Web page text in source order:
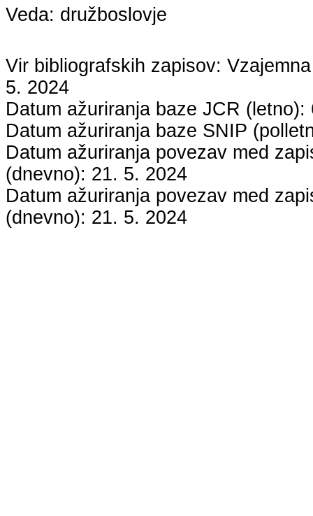
Veda: družboslovje
Vir bibliografskih zapisov:
5. 2024
Datum ažuriranja baze JCR (letno):
Datum ažuriranja baze SNIP
Datum ažuriranja povezav med
(dnevno): 21. 5. 2024
Datum ažuriranja povezav med
(dnevno): 21. 5. 2024